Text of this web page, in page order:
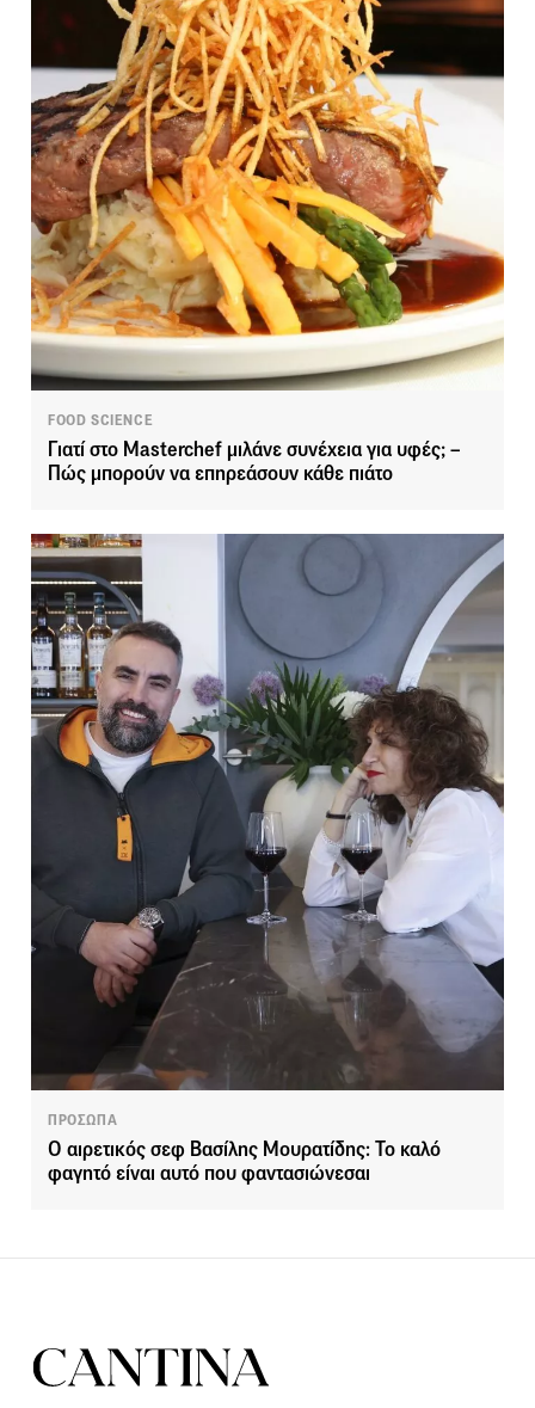
FOOD SCIENCE
Γιατί στο Masterchef μιλάνε συνέχεια για υφές; –
Πώς μπορούν να επηρεάσουν κάθε πιάτο
ΠΡΟΣΩΠΑ
Ο αιρετικός σεφ Βασίλης Μουρατίδης: Το καλό
φαγητό είναι αυτό που φαντασιώνεσαι